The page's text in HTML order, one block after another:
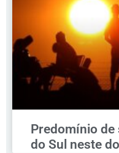
Predomínio de
do Sul neste